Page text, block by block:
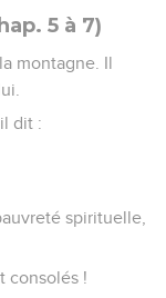
5 à 7)
montagne. Il
dit :
spirituelle,
consolés !